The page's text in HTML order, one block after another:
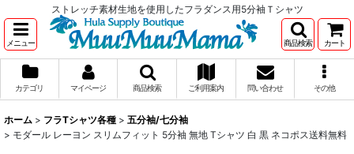
ストレッチ素材生地を使用したフラダンス用5分袖Ｔシャツ
メニュー 商品検索 カート
カテゴリ マイページ 商品検索 ご利用案内 問い合わせ その他
ホーム > フラTシャツ各種 > 五分袖/七分袖
> モダール レーヨン スリムフィット 5分袖 無地 Tシャツ 白 黒 ネコポス送料無料